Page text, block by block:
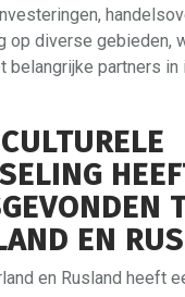
op diverse gebieden,
belangrijke partners in
EN
en Rusland heeft